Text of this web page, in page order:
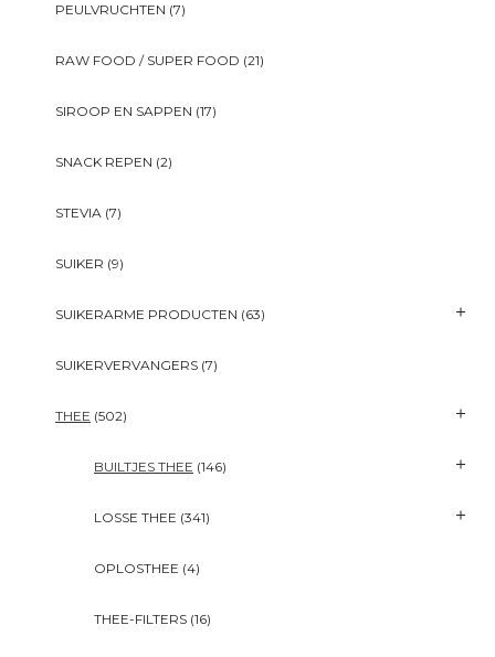
PEULVRUCHTEN (7)
RAW FOOD / SUPER FOOD (21)
SIROOP EN SAPPEN (17)
SNACK REPEN (2)
STEVIA (7)
SUIKER (9)
SUIKERARME PRODUCTEN (63)
SUIKERVERVANGERS (7)
THEE (502)
BUILTJES THEE (146)
LOSSE THEE (341)
OPLOSTHEE (4)
THEE-FILTERS (16)